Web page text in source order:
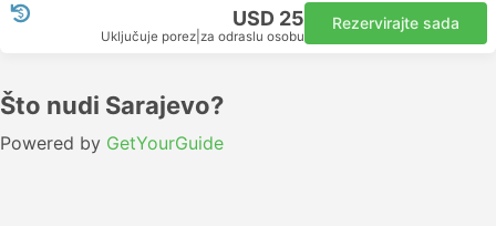
USD 25
Uključuje porez za odraslu osobu
Rezervirajte sada
Što nudi Sarajevo?
Powered by GetYourGuide